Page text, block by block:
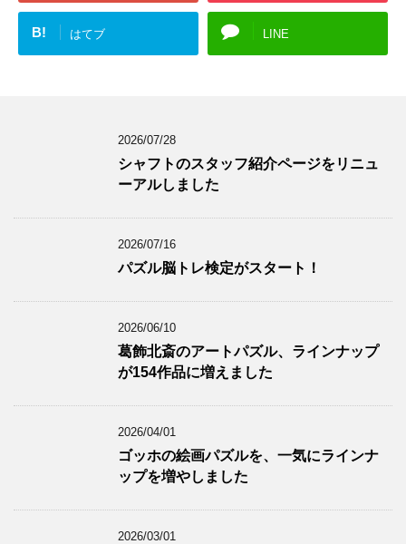
B! はてブ LINE
2026/07/28
シャフトのスタッフ紹介ページをリニュ
ーアルしました
2026/07/16
パズル脳トレ検定がスタート！
2026/06/10
葛飾北斎のアートパズル、ラインナップ
が154作品に増えました
2026/04/01
ゴッホの絵画パズルを、一気にラインナ
ップを増やしました
2026/03/01